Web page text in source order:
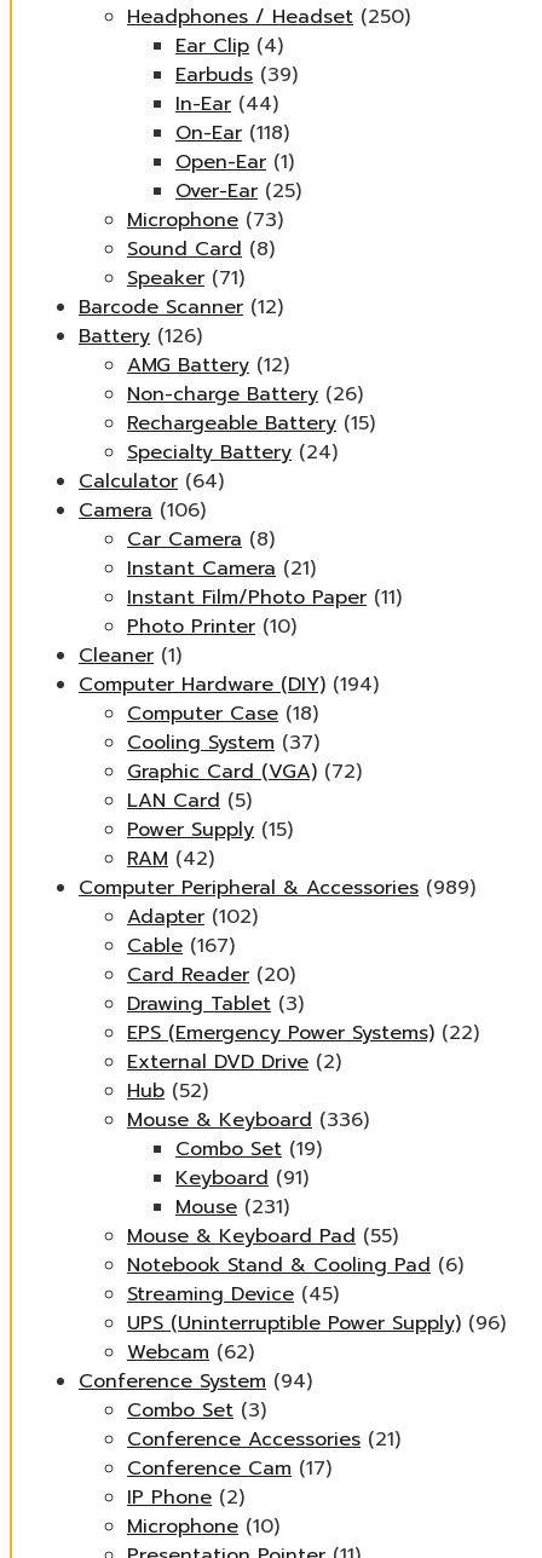
Headphones / Headset (250)
Ear Clip (4)
Earbuds (39)
In-Ear (44)
On-Ear (118)
Open-Ear (1)
Over-Ear (25)
Microphone (73)
Sound Card (8)
Speaker (71)
Barcode Scanner (12)
Battery (126)
AMG Battery (12)
Non-charge Battery (26)
Rechargeable Battery (15)
Specialty Battery (24)
Calculator (64)
Camera (106)
Car Camera (8)
Instant Camera (21)
Instant Film/Photo Paper (11)
Photo Printer (10)
Cleaner (1)
Computer Hardware (DIY) (194)
Computer Case (18)
Cooling System (37)
Graphic Card (VGA) (72)
LAN Card (5)
Power Supply (15)
RAM (42)
Computer Peripheral & Accessories (989)
Adapter (102)
Cable (167)
Card Reader (20)
Drawing Tablet (3)
EPS (Emergency Power Systems) (22)
External DVD Drive (2)
Hub (52)
Mouse & Keyboard (336)
Combo Set (19)
Keyboard (91)
Mouse (231)
Mouse & Keyboard Pad (55)
Notebook Stand & Cooling Pad (6)
Streaming Device (45)
UPS (Uninterruptible Power Supply) (96)
Webcam (62)
Conference System (94)
Combo Set (3)
Conference Accessories (21)
Conference Cam (17)
IP Phone (2)
Microphone (10)